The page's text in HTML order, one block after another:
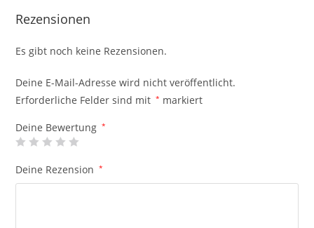
Rezensionen
Es gibt noch keine Rezensionen.
Deine E-Mail-Adresse wird nicht veröffentlicht.
Erforderliche Felder sind mit * markiert
Deine Bewertung *
Deine Rezension *